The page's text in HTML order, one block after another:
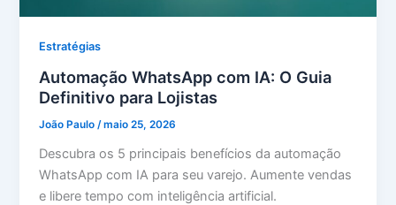
Estratégias
Automação WhatsApp com IA: O Guia
Definitivo para Lojistas
João Paulo/maio 25, 2026
Descubra os 5 principais benefícios da automação
WhatsApp com IA para seu varejo. Aumente vendas
e libere tempo com inteligência artificial.